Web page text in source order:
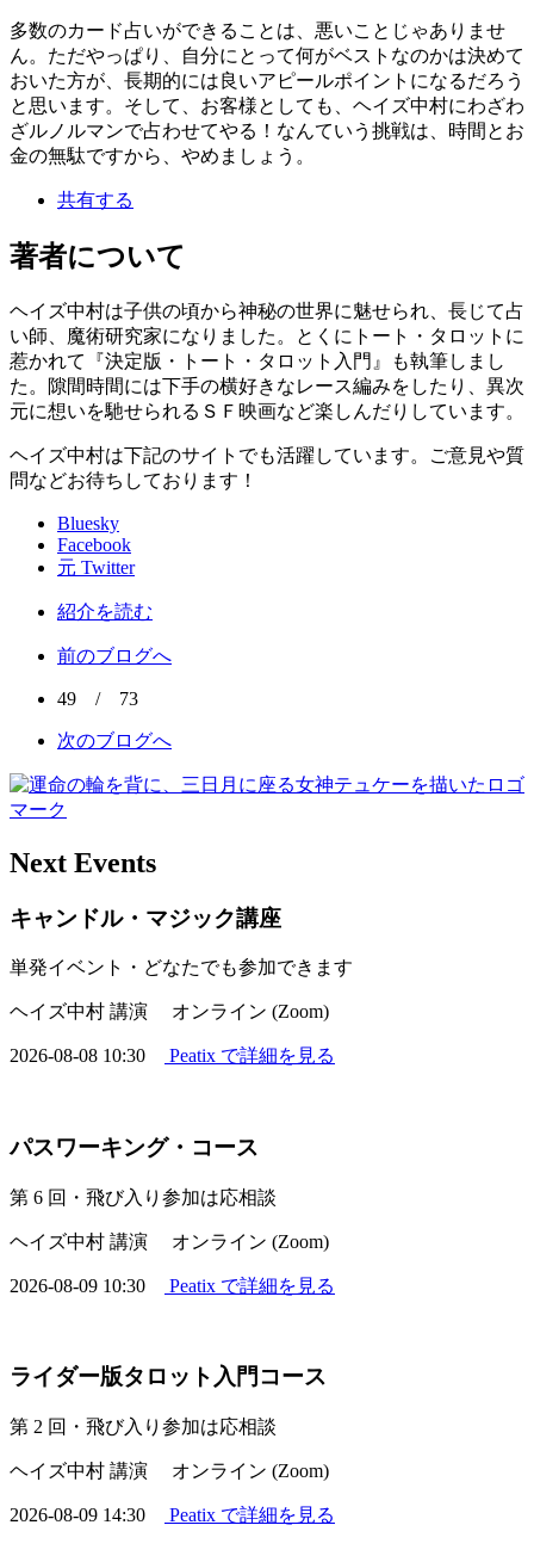
多数のカード占いができることは、悪いことじゃありませ
ん。ただやっぱり、自分にとって何がベストなのかは決めて
おいた方が、長期的には良いアピールポイントになるだろう
と思います。そして、お客様としても、ヘイズ中村にわざわ
ざルノルマンで占わせてやる！なんていう挑戦は、時間とお
金の無駄ですから、やめましょう。
共有する
著者について
ヘイズ中村は子供の頃から神秘の世界に魅せられ、長じて占
い師、魔術研究家になりました。とくにトート・タロットに
惹かれて『決定版・トート・タロット入門』も執筆しまし
た。隙間時間には下手の横好きなレース編みをしたり、異次
元に想いを馳せられるＳＦ映画など楽しんだりしています。
ヘイズ中村は下記のサイトでも活躍しています。ご意見や質
問などお待ちしております！
Bluesky
Facebook
元 Twitter
紹介を読む
前のブログへ
49 / 73
次のブログへ
Next Events
キャンドル・マジック講座
単発イベント・どなたでも参加できます
ヘイズ中村 講演 オンライン (Zoom)
2026-08-08 10:30 Peatix で詳細を見る
パスワーキング・コース
第 6 回・飛び入り参加は応相談
ヘイズ中村 講演 オンライン (Zoom)
2026-08-09 10:30 Peatix で詳細を見る
ライダー版タロット入門コース
第 2 回・飛び入り参加は応相談
ヘイズ中村 講演 オンライン (Zoom)
2026-08-09 14:30 Peatix で詳細を見る